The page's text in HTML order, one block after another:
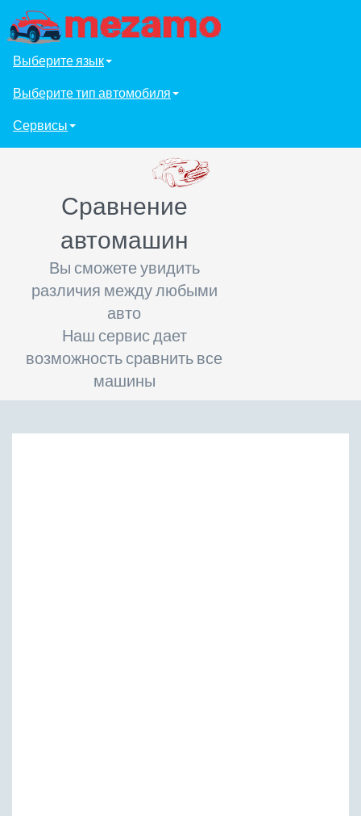
Выберите язык
Выберите тип автомобиля
Сервисы
Сравнение
автомашин
Вы сможете увидить
различия между любыми
авто
Наш сервис дает
возможность сравнить все
машины